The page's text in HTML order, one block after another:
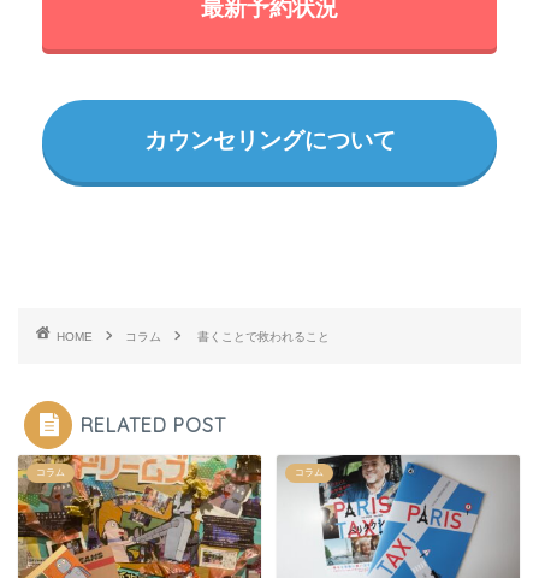
最新予約状況
カウンセリングについて
HOME コラム 書くことで救われること
RELATED POST
コラム コラム